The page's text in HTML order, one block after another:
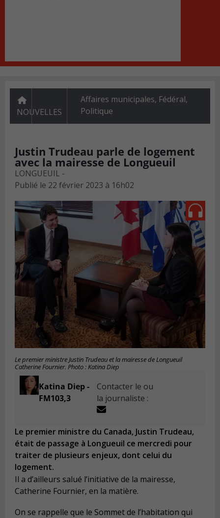
NOUVELLES
Affaires municipales, Fédéral,
Politique
Justin Trudeau parle de logement
avec la mairesse de Longueuil
LONGUEUIL -
Publié le 22 février 2023 à 16h02
Le premier ministre Justin Trudeau et la mairesse de Longueuil
Catherine Fournier. Photo : Katina Diep
Katina Diep -
FM103,3
Contacter le ou
la journaliste :
Le premier ministre du Canada, Justin Trudeau,
était de passage à Longueuil ce mercredi pour
traiter de plusieurs enjeux, dont celui du
logement.
Il a d’ailleurs salué l’initiative de la mairesse,
Catherine Fournier, en la matière.
On se rappelle que le Sommet de l’habitation qui